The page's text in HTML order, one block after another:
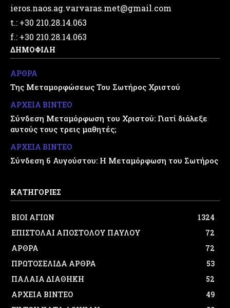
ieros.naos.ag.varvaras.met@gmail.com
t.: +30 210.28.14.063
f.: +30 210.28.14.063
ΔΗΜΟΦΙΛΗ
ΑΡΘΡΑ
Της Μεταμορφώσεως Του Σωτήρος Χριστού
ΑΡΧΕΙΑ ΒΙΝΤΕΟ
Σύνδεση Μεταμόρφωση του Χριστού: Γιατί διάλεξε
αυτούς τους τρεις μαθητές;
ΑΡΧΕΙΑ ΒΙΝΤΕΟ
Σύνδεση 6 Αυγούστου: Η Μεταμόρφωση του Σωτήρος
ΚΑΤΗΓΟΡΙΕΣ
ΒΙΟΙ ΑΓΙΩΝ
1324
ΕΠΙΣΤΟΛΑΙ ΑΠΟΣΤΟΛΟΥ ΠΑΥΛΟΥ
72
ΑΡΘΡΑ
72
ΠΡΩΤΟΣΕΛΙΔΑ ΑΡΘΡΑ
53
ΠΑΛΑΙΑ ΔΙΑΘΗΚΗ
52
ΑΡΧΕΙΑ ΒΙΝΤΕΟ
49